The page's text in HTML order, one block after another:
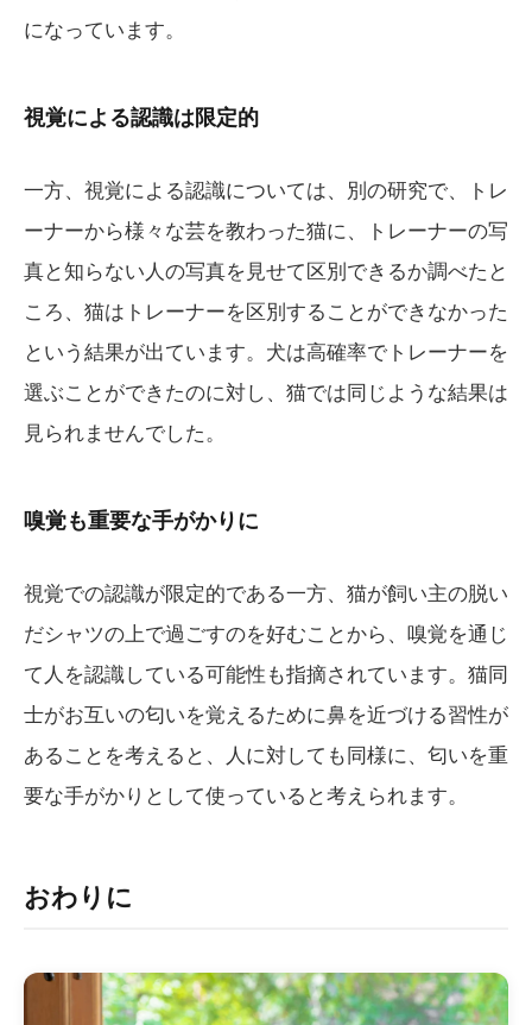
になっています。
視覚による認識は限定的
一方、視覚による認識については、別の研究で、トレ
ーナーから様々な芸を教わった猫に、トレーナーの写
真と知らない人の写真を見せて区別できるか調べたと
ころ、猫はトレーナーを区別することができなかった
という結果が出ています。犬は高確率でトレーナーを
選ぶことができたのに対し、猫では同じような結果は
見られませんでした。
嗅覚も重要な手がかりに
視覚での認識が限定的である一方、猫が飼い主の脱い
だシャツの上で過ごすのを好むことから、嗅覚を通じ
て人を認識している可能性も指摘されています。猫同
士がお互いの匂いを覚えるために鼻を近づける習性が
あることを考えると、人に対しても同様に、匂いを重
要な手がかりとして使っていると考えられます。
おわりに